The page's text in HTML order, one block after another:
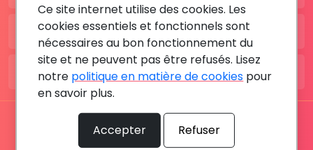
BE: +32 28080227
FR: +33 183642895
Tous les droits sont réservés © 2026 RDV MÉDICAL By
MediaSatCom
Ce site internet utilise des cookies. Les
cookies essentiels et fonctionnels sont
nécessaires au bon fonctionnement du
site et ne peuvent pas être refusés. Lisez
notre politique en matière de cookies pour
en savoir plus.
Accepter Refuser